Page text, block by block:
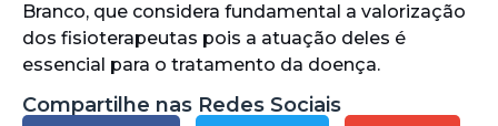
Branco, que considera fundamental a valorização
dos fisioterapeutas pois a atuação deles é
essencial para o tratamento da doença.
Compartilhe nas Redes Sociais